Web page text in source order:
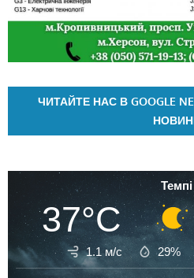
ЧИТАЙТЕ НАС В GOOGLE
Темпі
37°C
1.1 м/с 29%